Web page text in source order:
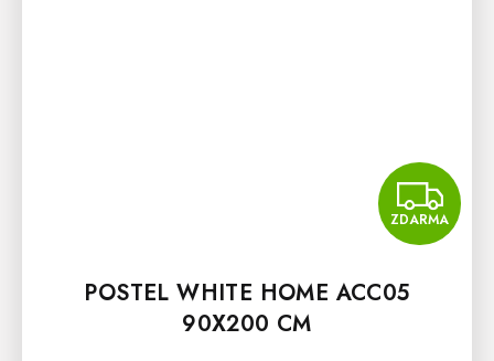
ZDARMA
POSTEL WHITE HOME ACC05
90X200 CM